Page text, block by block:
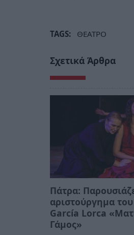
TAGS: ΘΕΑΤΡΟ
Σχετικά Άρθρα
Πάτρα:
αριστούργημα
García Lorca
Γάμος»